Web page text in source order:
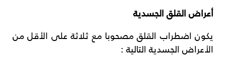
أعراض القلق الجسدية
يكون اضطراب القلق مصحوبا مع ثلاثة على الأقل من
الأعراض الجسدية التالية :